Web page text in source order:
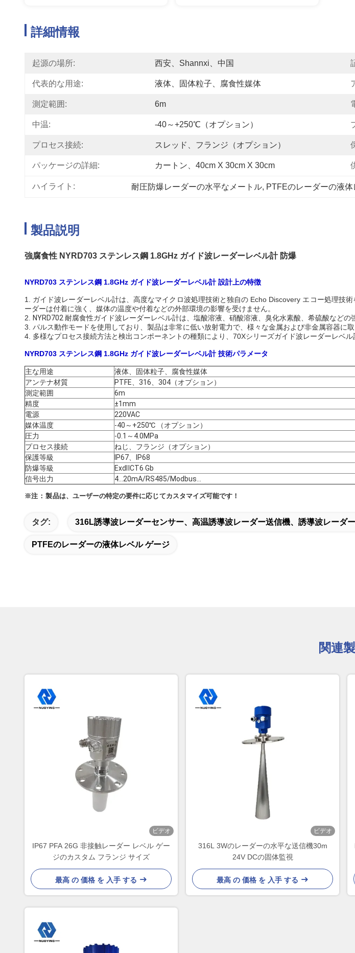
詳細情報
起源の場所: 西安、Shannxi、中国
代表的な用途: 液体、固体粒子、腐食性媒体
測定範囲: 6m
中温: -40～+250℃（オプション）
プロセス接続: スレッド、フランジ（オプション）
パッケージの詳細: カートン、40cm X 30cm X 30cm
ハイライト: 耐圧防爆レーダーの水平なメートル, PTFEのレーダーの液
製品説明
強腐食性 NYRD703 ステンレス鋼 1.8GHz ガイド波レーダーレベル計 防爆
NYRD703 ステンレス鋼 1.8GHz ガイド波レーダーレベル計 設計上の特徴
1. ガイド波レーダーレベル計は、高度なマイクロ波処理技術と独自の Echo Discovery エコー処理技
ーダーは付着に強く、媒体の温度や付着などの外部環境の影響を受けません。
2.
NYRD702 耐腐食性ガイド波レーダーレベル計は、塩酸溶液、硝酸溶液、臭化水素酸、希硫酸などの
3. パルス動作モードを使用しており、製品は非常に低い放射電力で、様々な金属および非金属容器に
4. 多様なプロセス接続方法と検出コンポーネントの種類により、70Xシリーズガイド波レーダーレベ
NYRD703 ステンレス鋼 1.8GHz ガイド波レーダーレベル計 技術パラメータ
主な用途
液体、固体粒子、腐食性媒体
アンテナ材質
PTFE、316、304（オプション）
測定範囲
6m
精度
±1mm
電源
220VAC
媒体温度
-40～+250℃
（オプション）
圧力
-0.1～4.0MPa
プロセス接続
ねじ、フランジ（オプション）
保護等級
IP67、IP68
防爆等級
ExdⅡCT6 Gb
信号出力
4...20mA/RS485/Modbus...
※注：製品は、 ユーザーの特定の要件に応じてカスタマイズ可能です！
タグ: 316L誘導波レーダーセンサー、高温誘導波レーダー送信機、誘導波レーダ
PTFEのレーダーの液体レベル ゲージ
関連
ビデオ
IP67 PFA 26G 非接触レーダー レベル ゲー
ジのカスタム フランジ サイズ
最高 の 価格 を 入手 する
ビデオ
316L 3Wのレーダーの水平な送信機30m
24V DCの固体監視
最高 の 価格 を 入手 する